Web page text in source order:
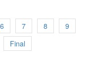
6 7 8
9
Final